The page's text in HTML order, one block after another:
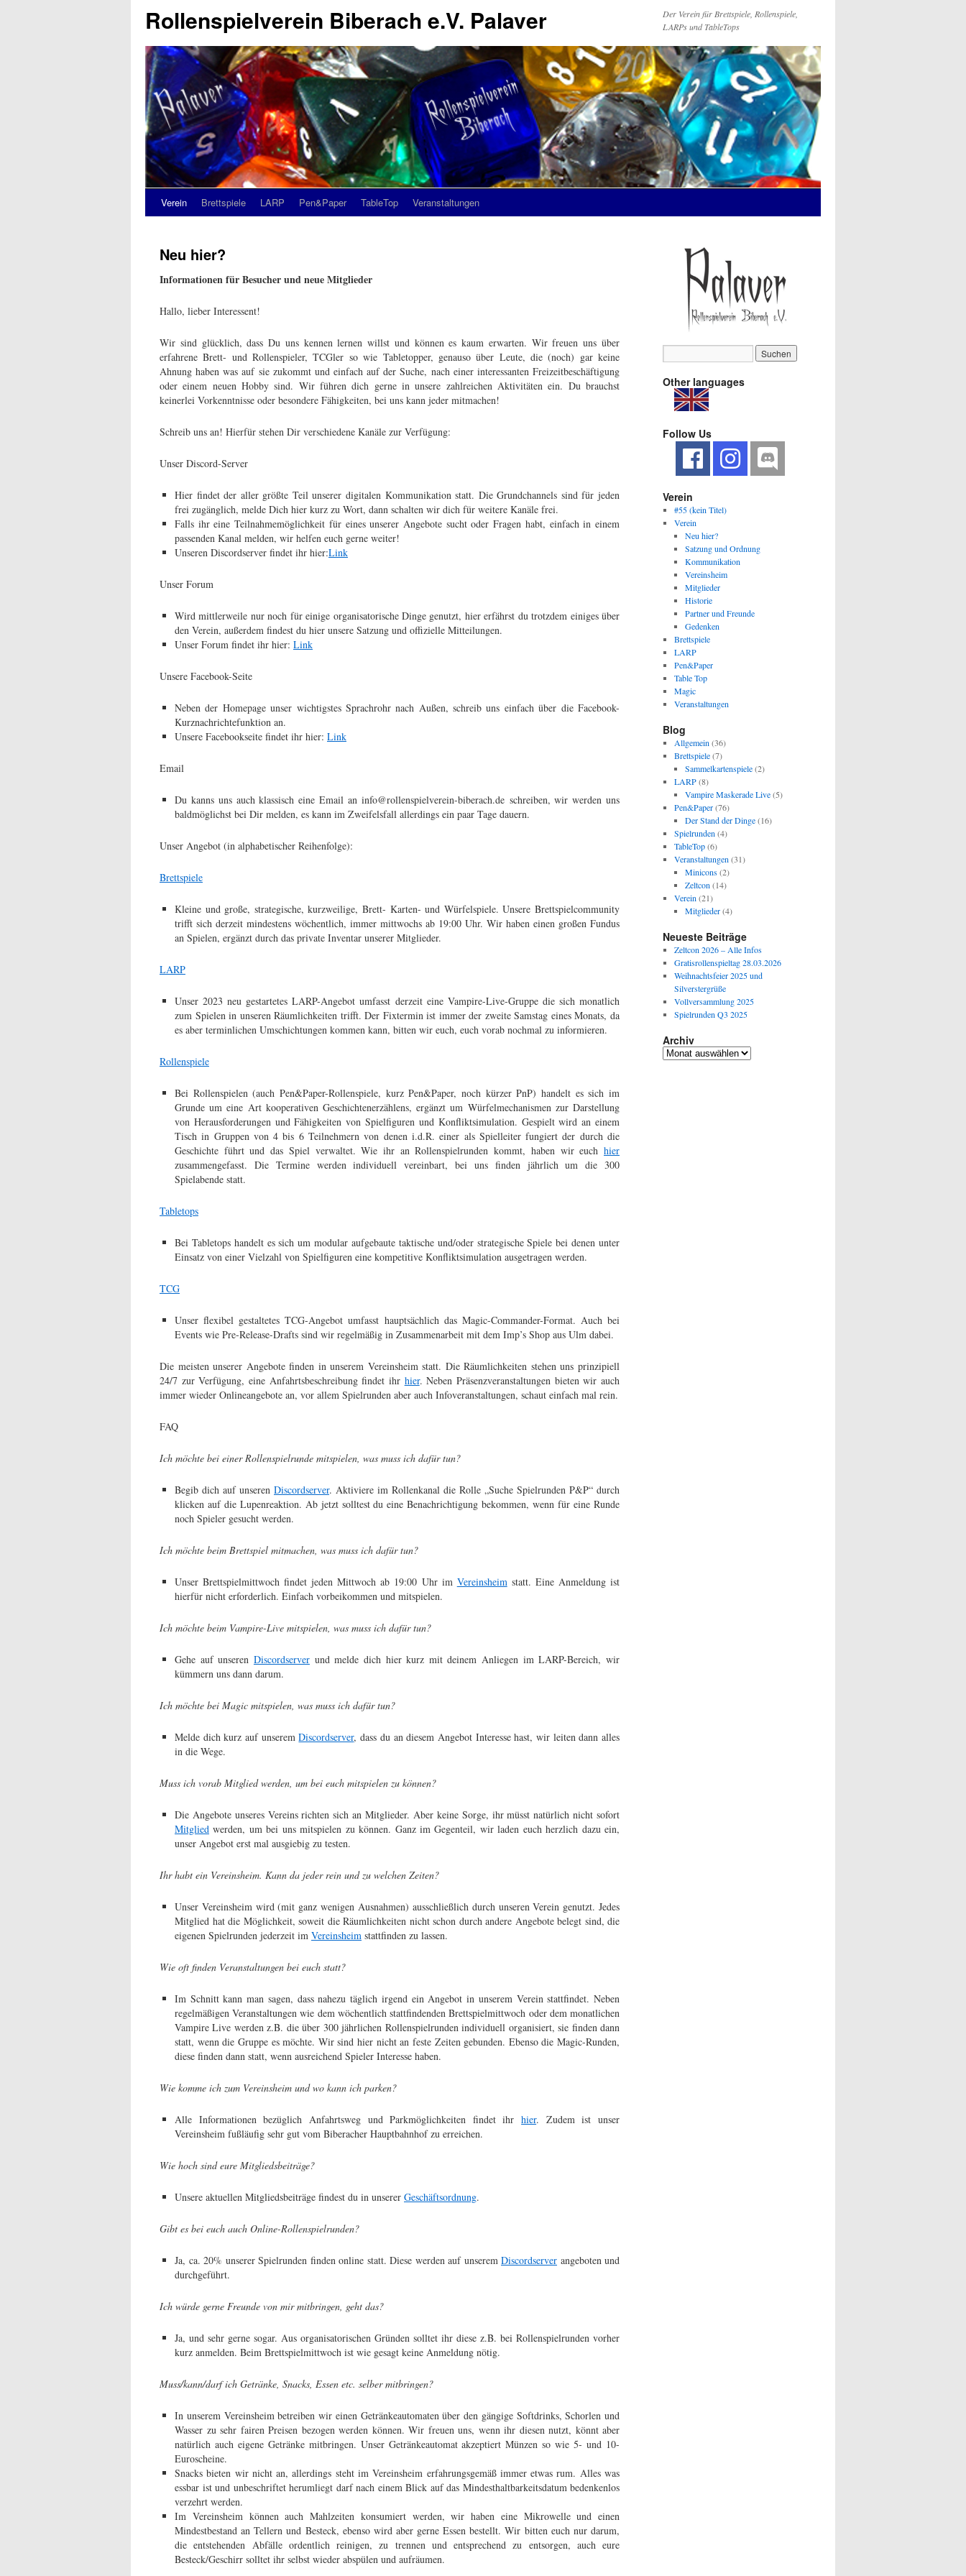
Rollenspielverein Biberach e.V. Palaver
Der Verein für Brettspiele, Rollenspiele,
LARPs und TableTops
Verein Brettspiele LARP Pen&Paper TableTop Veranstaltungen
Neu hier?
Informationen für Besucher und neue Mitglieder
Hallo, lieber Interessent!
Wir sind glücklich, dass Du uns kennen lernen willst und können es kaum erwarten. Wir freuen uns über
erfahrene Brett- und Rollenspieler, TCGler so wie Tabletopper, genauso über Leute, die (noch) gar keine
Ahnung haben was auf sie zukommt und einfach auf der Suche, nach einer interessanten Freizeitbeschäftigung
oder einem neuen Hobby sind. Wir führen dich gerne in unsere zahlreichen Aktivitäten ein. Du brauchst
keinerlei Vorkenntnisse oder besondere Fähigkeiten, bei uns kann jeder mitmachen!
Schreib uns an! Hierfür stehen Dir verschiedene Kanäle zur Verfügung:
Unser Discord-Server
Hier findet der aller größte Teil unserer digitalen Kommunikation statt. Die Grundchannels sind für jeden
frei zugänglich, melde Dich hier kurz zu Wort, dann schalten wir dich für weitere Kanäle frei.
Falls ihr eine Teilnahmemöglichkeit für eines unserer Angebote sucht oder Fragen habt, einfach in einem
passenden Kanal melden, wir helfen euch gerne weiter!
Unseren Discordserver findet ihr hier:Link
Unser Forum
Wird mittlerweile nur noch für einige organisatorische Dinge genutzt, hier erfährst du trotzdem einiges über
den Verein, außerdem findest du hier unsere Satzung und offizielle Mitteilungen.
Unser Forum findet ihr hier: Link
Unsere Facebook-Seite
Neben der Homepage unser wichtigstes Sprachrohr nach Außen, schreib uns einfach über die Facebook-
Kurznachrichtefunktion an.
Unsere Facebookseite findet ihr hier: Link
Email
Du kanns uns auch klassisch eine Email an info@rollenspielverein-biberach.de schreiben, wir werden uns
baldmöglichst bei Dir melden, es kann im Zweifelsfall allerdings ein paar Tage dauern.
Unser Angebot (in alphabetischer Reihenfolge):
Brettspiele
Kleine und große, strategische, kurzweilige, Brett- Karten- und Würfelspiele. Unsere Brettspielcommunity
trifft sich derzeit mindestens wöchentlich, immer mittwochs ab 19:00 Uhr. Wir haben einen großen Fundus
an Spielen, ergänzt durch das private Inventar unserer Mitglieder.
LARP
Unser 2023 neu gestartetes LARP-Angebot umfasst derzeit eine Vampire-Live-Gruppe die sich monatlich
zum Spielen in unseren Räumlichkeiten trifft. Der Fixtermin ist immer der zweite Samstag eines Monats, da
es aber terminlichen Umschichtungen kommen kann, bitten wir euch, euch vorab nochmal zu informieren.
Rollenspiele
Bei Rollenspielen (auch Pen&Paper-Rollenspiele, kurz Pen&Paper, noch kürzer PnP) handelt es sich im
Grunde um eine Art kooperativen Geschichtenerzählens, ergänzt um Würfelmechanismen zur Darstellung
von Herausforderungen und Fähigkeiten von Spielfiguren und Konfliktsimulation. Gespielt wird an einem
Tisch in Gruppen von 4 bis 6 Teilnehmern von denen i.d.R. einer als Spielleiter fungiert der durch die
Geschichte führt und das Spiel verwaltet. Wie ihr an Rollenspielrunden kommt, haben wir euch hier
zusammengefasst. Die Termine werden individuell vereinbart, bei uns finden jährlich um die 300
Spielabende statt.
Tabletops
Bei Tabletops handelt es sich um modular aufgebaute taktische und/oder strategische Spiele bei denen unter
Einsatz von einer Vielzahl von Spielfiguren eine kompetitive Konfliktsimulation ausgetragen werden.
TCG
Unser flexibel gestaltetes TCG-Angebot umfasst hauptsächlich das Magic-Commander-Format. Auch bei
Events wie Pre-Release-Drafts sind wir regelmäßig in Zusammenarbeit mit dem Imp’s Shop aus Ulm dabei.
Die meisten unserer Angebote finden in unserem Vereinsheim statt. Die Räumlichkeiten stehen uns prinzipiell
24/7 zur Verfügung, eine Anfahrtsbeschreibung findet ihr hier. Neben Präsenzveranstaltungen bieten wir auch
immer wieder Onlineangebote an, vor allem Spielrunden aber auch Infoveranstaltungen, schaut einfach mal rein.
FAQ
Ich möchte bei einer Rollenspielrunde mitspielen, was muss ich dafür tun?
Begib dich auf unseren Discordserver. Aktiviere im Rollenkanal die Rolle „Suche Spielrunden P&P“ durch
klicken auf die Lupenreaktion. Ab jetzt solltest du eine Benachrichtigung bekommen, wenn für eine Runde
noch Spieler gesucht werden.
Ich möchte beim Brettspiel mitmachen, was muss ich dafür tun?
Unser Brettspielmittwoch findet jeden Mittwoch ab 19:00 Uhr im Vereinsheimstatt. Eine Anmeldung ist
hierfür nicht erforderlich. Einfach vorbeikommen und mitspielen.
Ich möchte beim Vampire-Live mitspielen, was muss ich dafür tun?
Gehe auf unseren Discordserverund melde dich hier kurz mit deinem Anliegen im LARP-Bereich, wir
kümmern uns dann darum.
Ich möchte bei Magic mitspielen, was muss ich dafür tun?
Melde dich kurz auf unseremDiscordserver, dass du an diesem Angebot Interesse hast, wir leiten dann alles
in die Wege.
Muss ich vorab Mitglied werden, um bei euch mitspielen zu können?
Die Angebote unseres Vereins richten sich an Mitglieder. Aber keine Sorge, ihr müsst natürlich nicht sofort
Mitglied werden, um bei uns mitspielen zu können. Ganz im Gegenteil, wir laden euch herzlich dazu ein,
unser Angebot erst mal ausgiebig zu testen.
Ihr habt ein Vereinsheim. Kann da jeder rein und zu welchen Zeiten?
Unser Vereinsheim wird (mit ganz wenigen Ausnahmen) ausschließlich durch unseren Verein genutzt. Jedes
Mitglied hat die Möglichkeit, soweit die Räumlichkeiten nicht schon durch andere Angebote belegt sind, die
eigenen Spielrunden jederzeit im Vereinsheim stattfinden zu lassen.
Wie oft finden Veranstaltungen bei euch statt?
Im Schnitt kann man sagen, dass nahezu täglich irgend ein Angebot in unserem Verein stattfindet. Neben
regelmäßigen Veranstaltungen wie dem wöchentlich stattfindenden Brettspielmittwoch oder dem monatlichen
Vampire Live werden z.B. die über 300 jährlichen Rollenspielrunden individuell organisiert, sie finden dann
statt, wenn die Gruppe es möchte. Wir sind hier nicht an feste Zeiten gebunden. Ebenso die Magic-Runden,
diese finden dann statt, wenn ausreichend Spieler Interesse haben.
Wie komme ich zum Vereinsheim und wo kann ich parken?
Alle Informationen bezüglich Anfahrtsweg und Parkmöglichkeiten findet ihrhier. Zudem ist unser
Vereinsheim fußläufig sehr gut vom Biberacher Hauptbahnhof zu erreichen.
Wie hoch sind eure Mitgliedsbeiträge?
Unsere aktuellen Mitgliedsbeiträge findest du in unserer Geschäftsordnung.
Gibt es bei euch auch Online-Rollenspielrunden?
Ja, ca. 20% unserer Spielrunden finden online statt. Diese werden auf unserem Discordserver angeboten und
durchgeführt.
Ich würde gerne Freunde von mir mitbringen, geht das?
Ja, und sehr gerne sogar. Aus organisatorischen Gründen solltet ihr diese z.B. bei Rollenspielrunden vorher
kurz anmelden. Beim Brettspielmittwoch ist wie gesagt keine Anmeldung nötig.
Muss/kann/darf ich Getränke, Snacks, Essen etc. selber mitbringen?
In unserem Vereinsheim betreiben wir einen Getränkeautomaten über den gängige Softdrinks, Schorlen und
Wasser zu sehr fairen Preisen bezogen werden können. Wir freuen uns, wenn ihr diesen nutzt, könnt aber
natürlich auch eigene Getränke mitbringen. Unser Getränkeautomat akzeptiert Münzen so wie 5- und 10-
Euroscheine.
Snacks bieten wir nicht an, allerdings steht im Vereinsheim erfahrungsgemäß immer etwas rum. Alles was
essbar ist und unbeschriftet herumliegt darf nach einem Blick auf das Mindesthaltbarkeitsdatum bedenkenlos
verzehrt werden.
Im Vereinsheim können auch Mahlzeiten konsumiert werden, wir haben eine Mikrowelle und einen
Mindestbestand an Tellern und Besteck, ebenso wird aber gerne Essen bestellt. Wir bitten euch nur darum,
die entstehenden Abfälle ordentlich reinigen, zu trennen und entsprechend zu entsorgen, auch eure
Besteck/Geschirr solltet ihr selbst wieder abspülen und aufräumen.
Other languages
Follow Us
Verein
#55 (kein Titel)
Verein
Neu hier?
Satzung und Ordnung
Kommunikation
Vereinsheim
Mitglieder
Historie
Partner und Freunde
Gedenken
Brettspiele
LARP
Pen&Paper
Table Top
Magic
Veranstaltungen
Blog
Allgemein (36)
Brettspiele(7)
Sammelkartenspiele(2)
LARP(8)
Vampire Maskerade Live(5)
Pen&Paper(76)
Der Stand der Dinge(16)
Spielrunden (4)
TableTop(6)
Veranstaltungen (31)
Minicons(2)
Zeltcon (14)
Verein (21)
Mitglieder(4)
Neueste Beiträge
Zeltcon 2026 – Alle Infos
Gratisrollenspieltag 28.03.2026
Weihnachtsfeier 2025 und
Silverstergrüße
Vollversammlung 2025
Spielrunden Q3 2025
Archiv